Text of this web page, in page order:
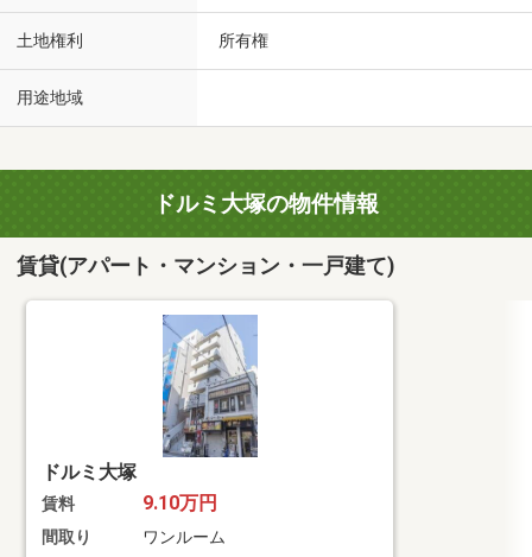
土地権利 所有権
用途地域
ドルミ大塚の物件情報
賃貸(アパート・マンション・一戸建て)
ドルミ大塚
賃料 9.10万円
間取り
ワンルーム